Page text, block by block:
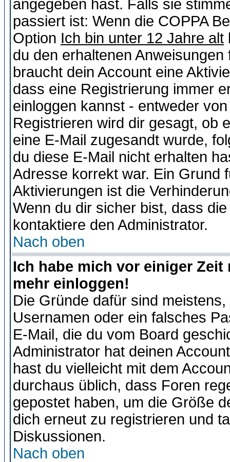
angegeben hast. Falls sie
passiert ist: Wenn die COPPA
Option Ich bin unter 12 Jahre alt
du den erhaltenen
braucht dein Account eine
dass eine Registrierung immer
einloggen kannst - entweder
Registrieren wird dir gesagt, ob
eine E-Mail zugesandt wurde,
du diese E-Mail nicht erhalten
Adresse korrekt war. Ein Grund
Aktivierungen ist die
Wenn du dir sicher bist, dass
kontaktiere den Administrator.
Nach oben
Ich habe mich vor einiger
mehr einloggen!
Die Gründe dafür sind
Usernamen oder ein falsches
E-Mail, die du vom Board
Administrator hat deinen
hast du vielleicht mit dem
durchaus üblich, dass Foren
gepostet haben, um die Größe
dich erneut zu registrieren und
Diskussionen.
Nach oben